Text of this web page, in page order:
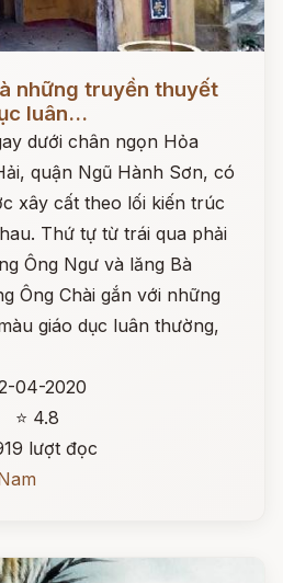
những truyền thuyết
luân...
dưới chân ngọn Hỏa
quận Ngũ Hành Sơn, có
xây cất theo lối kiến trúc
Thứ tự từ trái qua phải
Ông Ngư và lăng Bà
Ông Chài gắn với những
giáo dục luân thường,
04-2020
⭐ 4.8
lượt đọc